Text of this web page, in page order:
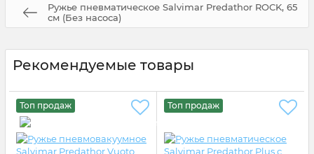
Ружье пневматическое Salvimar Predathor ROCK, 65
см (Без насоса)
Рекомендуемые товары
Топ продаж Топ продаж